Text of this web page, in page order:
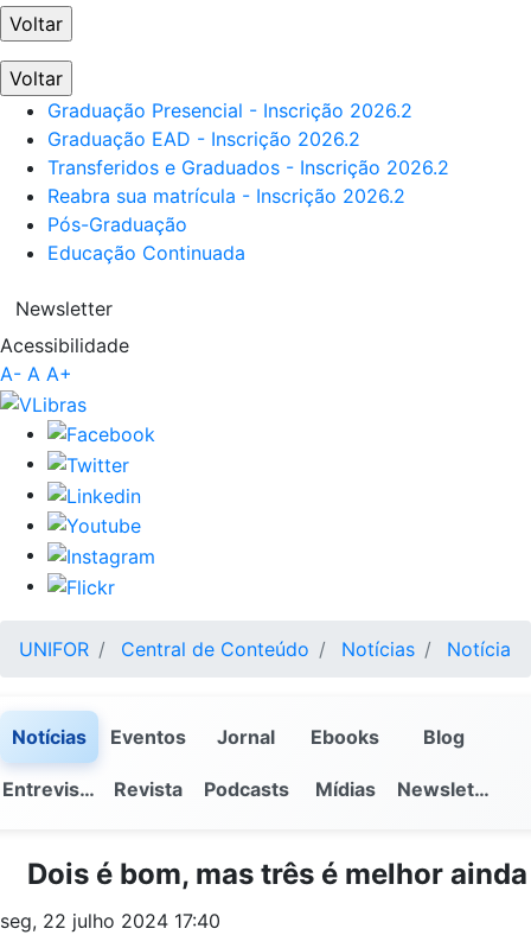
Voltar
Voltar
Graduação Presencial - Inscrição 2026.2
Graduação EAD - Inscrição 2026.2
Transferidos e Graduados - Inscrição 2026.2
Reabra sua matrícula - Inscrição 2026.2
Pós-Graduação
Educação Continuada
Newsletter
Acessibilidade
A- A A+
UNIFOR Central de Conteúdo Notícias Notícia
Notícias Eventos Jornal Ebooks Blog
Entrevistas Revista Podcasts Mídias Newsletter
Dois é bom, mas três é melhor ainda
seg, 22 julho 2024 17:40